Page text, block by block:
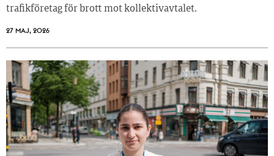
trafikföretag för brott mot kollektivavtalet.
27 MAJ, 2026